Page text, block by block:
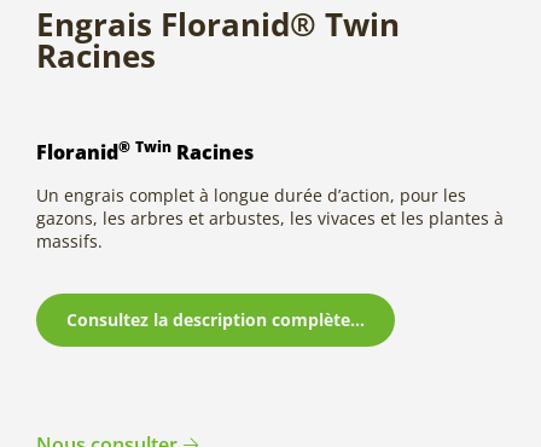
Engrais Floranid® Twin
Racines
Floranid® Twin Racines
Un engrais complet à longue durée d’action, pour les
gazons, les arbres et arbustes, les vivaces et les plantes à
massifs.
Consultez la description complète...